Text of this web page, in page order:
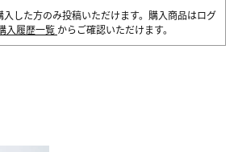
入した方のみ投稿いただけます。購入商品はログ
入履歴一覧 からご確認いただけます。